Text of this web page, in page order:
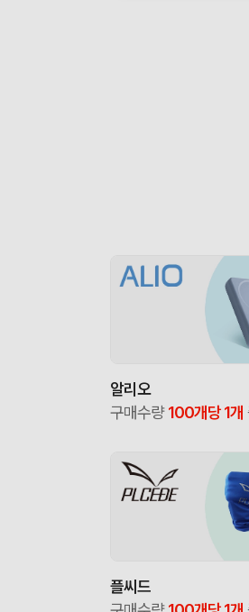
알리오
구매수량100개당 1개
플씨드